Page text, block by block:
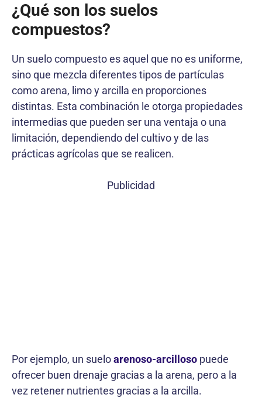
¿Qué son los suelos
compuestos?
Un suelo compuesto es aquel que no es uniforme,
sino que mezcla diferentes tipos de partículas
como arena, limo y arcilla en proporciones
distintas. Esta combinación le otorga propiedades
intermedias que pueden ser una ventaja o una
limitación, dependiendo del cultivo y de las
prácticas agrícolas que se realicen.
Publicidad
Por ejemplo, un sueloarenoso-arcilloso puede
ofrecer buen drenaje gracias a la arena, pero a la
vez retener nutrientes gracias a la arcilla.